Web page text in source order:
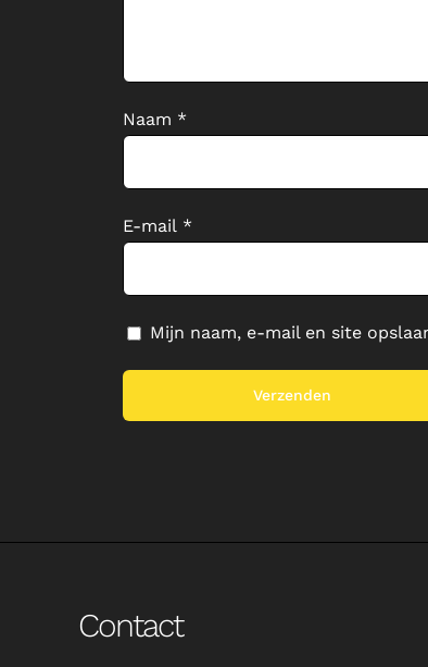
Naam *
E-mail *
Mijn naam, e-mail en site
Contact